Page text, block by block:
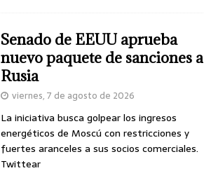
Senado de EEUU aprueba
nuevo paquete de sanciones a
Rusia
viernes, 7 de agosto de 2026
La iniciativa busca golpear los ingresos
energéticos de Moscú con restricciones y
fuertes aranceles a sus socios comerciales.
Twittear